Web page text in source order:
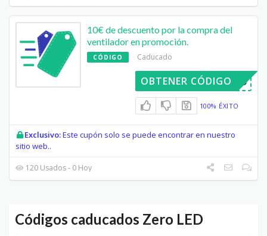
10€ de descuento por la compra del
ventilador en promoción.
CÓDIGO Caducado
ROVENT10
OBTENER CÓDIGO
100% ÉXITO
Exclusivo:Este cupón solo se puede encontrar en nuestro
sitio web..
120 Usados - 0 Hoy
Códigos caducados Zero LED